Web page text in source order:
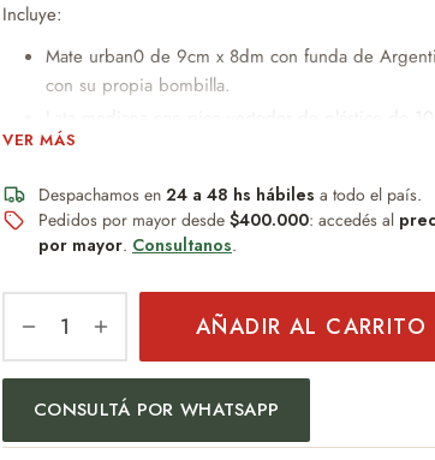
Incluye:
Mate urban0 de 9cm x 8dm con funda de
con su propia bombilla.
8dm con funda de Argentina.
Un obsequio distinguido que combina diseño,
Ideal para:
Regalo empresarial
Uso personal
Eventos especiales
Amantes del mate
VER MÁS
Despachamos en 24 a 48 hs hábiles a todo el país.
Pedidos por mayor desde $400.000: accedés al
por mayor. Consultanos.
AÑADIR AL CARRITO
CONSULTÁ POR WHATSAPP